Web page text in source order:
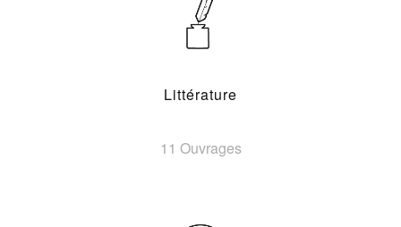
Littérature
11 Ouvrages